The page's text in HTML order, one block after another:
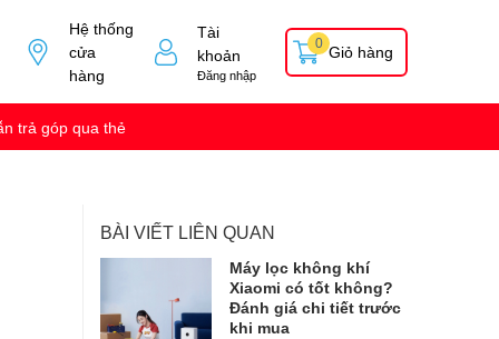
Hệ thống
cửa
hàng
Tài
khoản
Đăng nhập
Giỏ hàng
0
trả góp qua thẻ
BÀI VIẾT LIÊN QUAN
Máy lọc không khí
Xiaomi có tốt không?
Đánh giá chi tiết trước
khi mua